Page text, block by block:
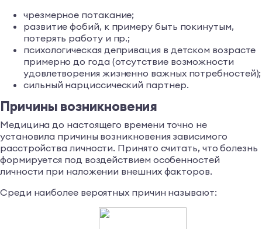
чрезмерное потакание;
развитие фобий, к примеру быть покинутым,
потерять работу и пр.;
психологическая депривация в детском возрасте
примерно до года (отсутствие возможности
удовлетворения жизненно важных потребностей);
сильный нарциссический партнер.
Причины возникновения
Медицина до настоящего времени точно не
установила причины возникновения зависимого
расстройства личности. Принято считать, что болезнь
формируется под воздействием особенностей
личности при наложении внешних факторов.
Среди наиболее вероятных причин называют: